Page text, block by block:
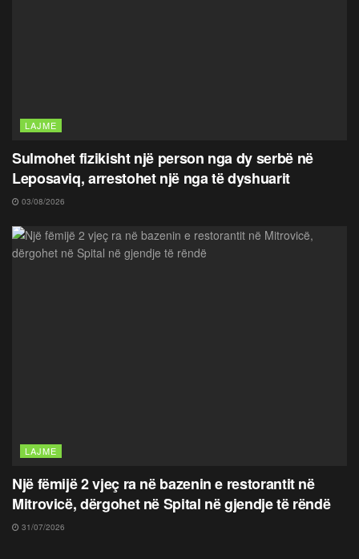
LAJME
Sulmohet fizikisht një person nga dy serbë në
Leposaviq, arrestohet një nga të dyshuarit
03/08/2026
LAJME
Një fëmijë 2 vjeç ra në bazenin e restorantit në
Mitrovicë, dërgohet në Spital në gjendje të rëndë
31/07/2026